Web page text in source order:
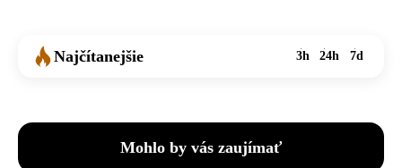
Najčítanejšie 3h 24h 7d
Mohlo by vás zaujímať